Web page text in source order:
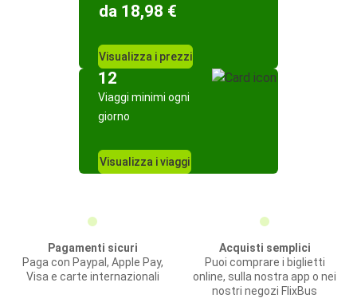
da 18,98 €
Visualizza i prezzi
12
Viaggi minimi ogni
giorno
Visualizza i viaggi
Pagamenti sicuri
Paga con Paypal, Apple Pay,
Visa e carte internazionali
Acquisti semplici
Puoi comprare i biglietti
online, sulla nostra app o nei
nostri negozi FlixBus